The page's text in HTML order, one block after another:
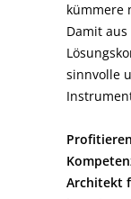
kümmere
Damit
sinnvolle
Architekt